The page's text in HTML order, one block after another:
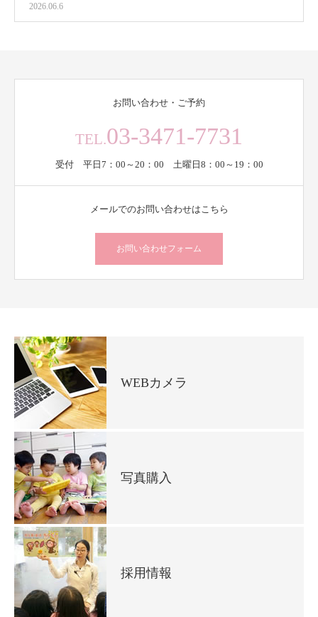
2026.06.6
お問い合わせ・ご予約
TEL.03-3471-7731
受付 平日7：00～20：00 土曜日8：00～19：00
メールでのお問い合わせはこちら
お問い合わせフォーム
WEBカメラ
写真購入
採用情報